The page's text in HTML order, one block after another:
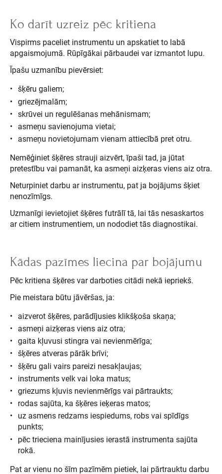
Ko darīt uzreiz pēc kritiena
Vispirms paceliet instrumentu un apskatiet to labā
apgaismojumā. Rūpīgākai pārbaudei var izmantot lupu.
Īpašu uzmanību pievērsiet:
šķēru galiem;
griezējmalām;
skrūvei un regulēšanas mehānismam;
asmeņu savienojuma vietai;
asmeņu novietojumam vienam attiecībā pret otru.
Nemēģiniet šķēres strauji aizvērt, īpaši tad, ja jūtat
pretestību vai pamanāt, ka asmeņi aizķeras viens aiz otra.
Neturpiniet darbu ar instrumentu, pat ja bojājums šķiet
nenozīmīgs.
Uzmanīgi ievietojiet šķēres futrālī tā, lai tās nesaskartos
ar citiem instrumentiem, un nododiet tās diagnostikai.
Kādas pazīmes liecina par bojājumu
Pēc kritiena šķēres var darboties citādi nekā iepriekš.
Pie meistara būtu jāvēršas, ja:
aizverot šķēres, parādījusies klikšķoša skaņa;
asmeņi aizķeras viens aiz otra;
gaita kļuvusi stingra vai nevienmērīga;
šķēres atveras pārāk brīvi;
šķēru gali vairs pareizi nesakļaujas;
instruments velk vai loka matus;
griezums kļuvis nevienmērīgs vai pārtraukts;
rodas sajūta, ka šķēres ieķeras matos;
uz asmens redzams iespiedums, robs vai spīdīgs
punkts;
pēc trieciena mainījusies ierastā instrumenta sajūta
rokā.
Pat ar vienu no šīm pazīmēm pietiek, lai pārtrauktu darbu